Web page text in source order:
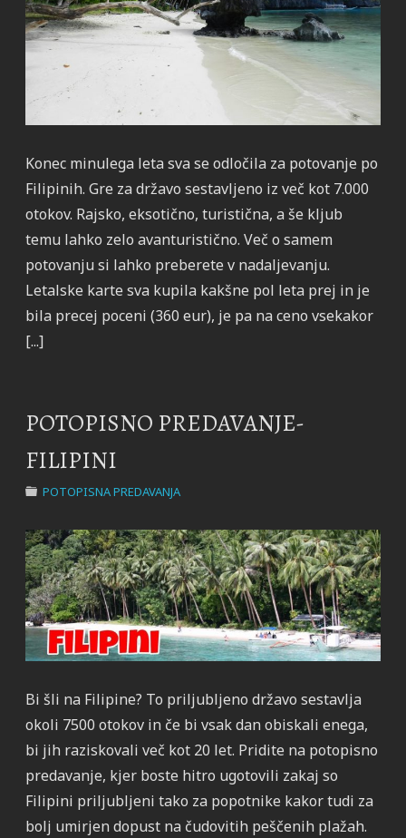
Konec minulega leta sva se odločila za potovanje po
Filipinih. Gre za državo sestavljeno iz več kot 7.000
otokov. Rajsko, eksotično, turistična, a še kljub
temu lahko zelo avanturistično. Več o samem
potovanju si lahko preberete v nadaljevanju.
Letalske karte sva kupila kakšne pol leta prej in je
bila precej poceni (360 eur), je pa na ceno vsekakor
[...]
POTOPISNO PREDAVANJE-
FILIPINI
POTOPISNA PREDAVANJA
Bi šli na Filipine? To priljubljeno državo sestavlja
okoli 7500 otokov in če bi vsak dan obiskali enega,
bi jih raziskovali več kot 20 let. Pridite na potopisno
predavanje, kjer boste hitro ugotovili zakaj so
Filipini priljubljeni tako za popotnike kakor tudi za
bolj umirjen dopust na čudovitih peščenih plažah.